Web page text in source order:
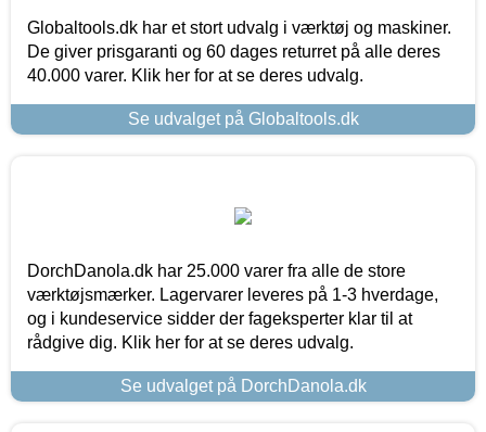
Globaltools.dk har et stort udvalg i værktøj og maskiner.
De giver prisgaranti og 60 dages returret på alle deres
40.000 varer. Klik her for at se deres udvalg.
Se udvalget på Globaltools.dk
DorchDanola.dk har 25.000 varer fra alle de store
værktøjsmærker. Lagervarer leveres på 1-3 hverdage,
og i kundeservice sidder der fageksperter klar til at
rådgive dig. Klik her for at se deres udvalg.
Se udvalget på DorchDanola.dk